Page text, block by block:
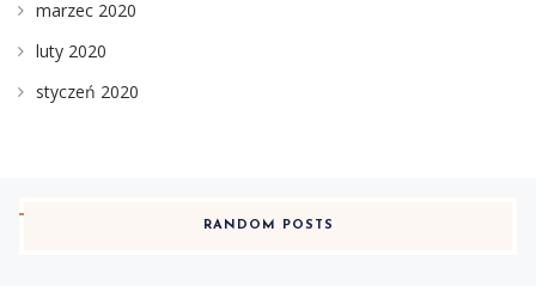
marzec 2020
luty 2020
styczeń 2020
RANDOM POSTS